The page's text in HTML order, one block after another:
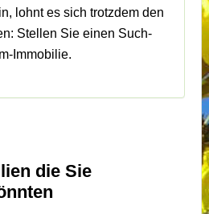
lohnt es sich trotzdem den
Stellen Sie einen Such-
Immobilie.
die Sie